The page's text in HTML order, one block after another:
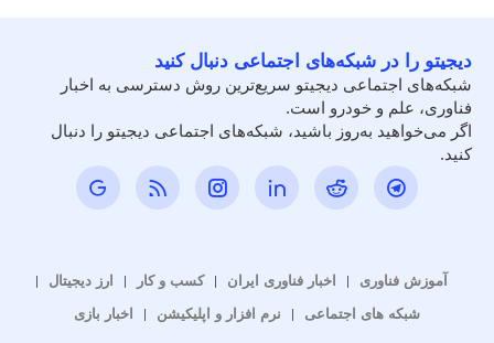
دیجیتو را در شبکه‌های اجتماعی دنبال کنید
شبکه‌های اجتماعی دیجیتو سریع‌ترین روش دسترسی به اخبار
فناوری، علم و خودرو است.
اگر می‌خواهید به‌روز باشید، شبکه‌های اجتماعی دیجیتو را دنبال
کنید.
آموزش فناوری اخبار فناوری ایران کسب و کار
ارز دیجیتال
شبکه های اجتماعی
نرم افزار و اپلیکیشن اخبار بازی